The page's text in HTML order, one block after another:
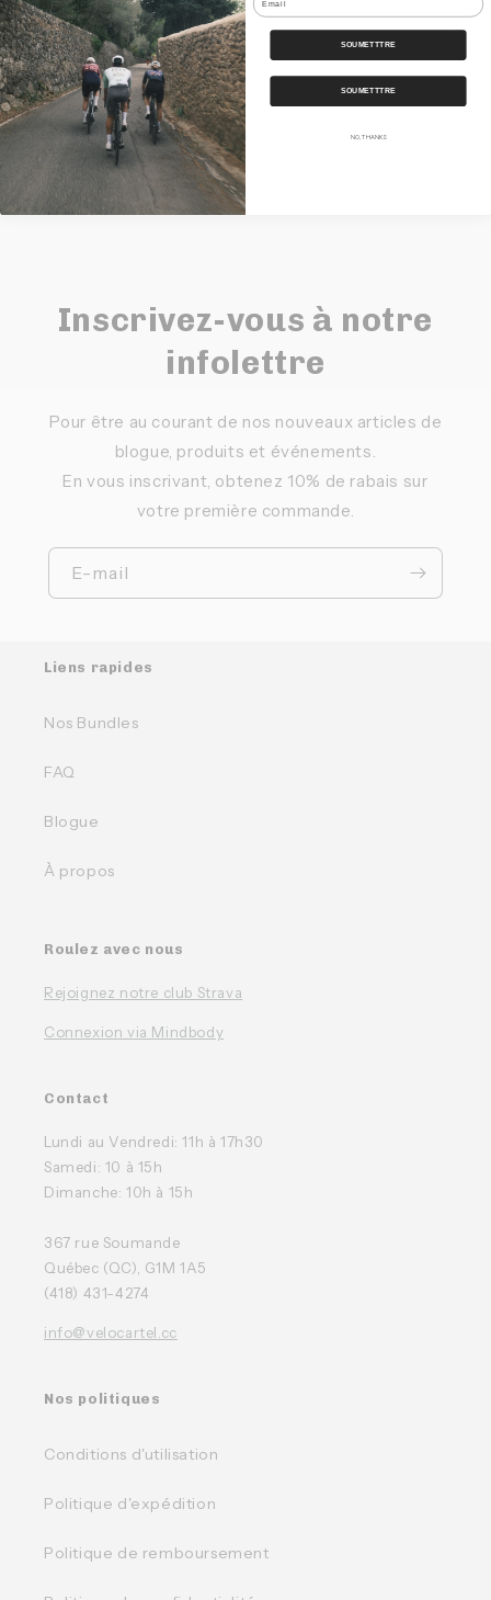
Expédition
Partager
Inscrivez-vous à notre
infolettre
Pour être au courant de nos nouveaux articles de
blogue, produits et événements.
En vous inscrivant, obtenez 10% de rabais sur
votre première commande.
E-mail
Liens rapides
Nos Bundles
FAQ
Blogue
À propos
Roulez avec nous
Rejoignez notre club Strava
Connexion via Mindbody
Contact
Lundi au Vendredi: 11h à 17h30
Samedi: 10 à 15h
Dimanche: 10h à 15h
367 rue Soumande
Québec (QC), G1M 1A5
(418) 431-4274
info@velocartel.cc
Nos politiques
Conditions d'utilisation
Politique d'expédition
Politique de remboursement
SOUMETTTRE
SOUMETTTRE
NO, THANKS